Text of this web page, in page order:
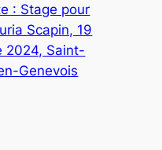
: Stage pour
Scapin, 19
2024, Saint-
Genevois